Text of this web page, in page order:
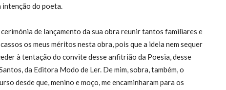
intenção do poeta.
de lançamento da sua obra reunir tantos familiares e
os meus méritos nesta obra, pois que a ideia nem sequer
à tentação do convite desse anfitrião da Poesia, desse
da Editora Modo de Ler. De mim, sobra, também, o
desde que, menino e moço, me encaminharam para os